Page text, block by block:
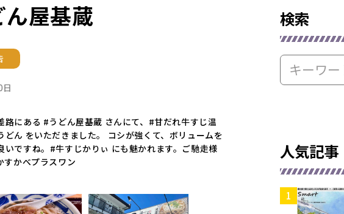
ん屋基蔵
路にある #うどん屋基蔵 さんにて、#甘だれ牛すじ温
どん をいただきました。 コシが強くて、ボリュームを
いですね。#牛すじかりぃ にも魅かれます。ご馳走様
すかべプラスワン
検索
人気記事